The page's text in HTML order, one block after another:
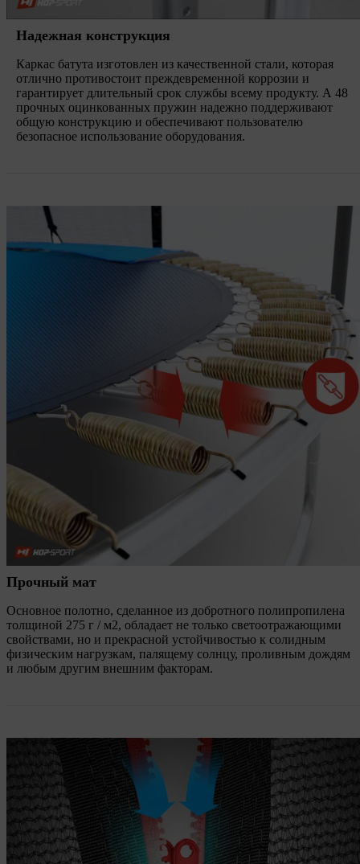
Надежная конструкция
Каркас батута изготовлен из качественной стали, которая
отлично противостоит преждевременной коррозии и
гарантирует длительный срок службы всему продукту. А 48
прочных оцинкованных пружин надежно поддерживают
общую конструкцию и обеспечивают пользователю
безопасное использование оборудования.
Прочный мат
Основное полотно, сделанное из добротного полипропилена
толщиной 275 г / м2, обладает не только светоотражающими
свойствами, но и прекрасной устойчивостью к солидным
физическим нагрузкам, палящему солнцу, проливным дождям
и любым другим внешним факторам.